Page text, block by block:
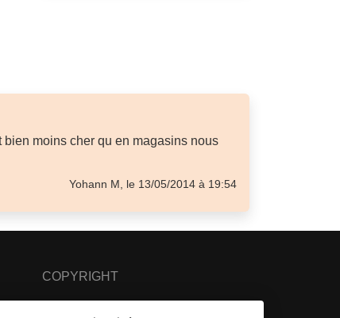
bien moins cher qu en magasins nous
Yohann M, le 13/05/2014 à 19:54
COPYRIGHT